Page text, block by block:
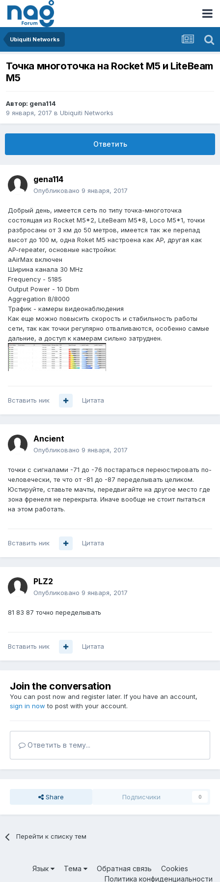
Ubiquiti Networks
Точка многоточка на Rocket M5 и LiteBeam
M5
Автор: gena114
9 января, 2017 в Ubiquiti Networks
Ответить
gena114
Опубликовано 9 января, 2017
Добрый день, имеется сеть по типу точка-многоточка
состоящая из Rocket M5*2, LiteBeam M5*8, Loco M5*1, точки
разбросаны от 3 км до 50 метров, имеется так же перепад
высот до 100 м, одна Roket M5 настроена как AP, другая как
AP-repeater, основные настройки:
aAirMax включен
Ширина канала 30 MHz
Frequency - 5185
Output Power - 10 Dbm
Aggregation 8/8000
Трафик - камеры видеонаблюдения
Как еще можно повысить скорость и стабильность работы
сети, так как точки регулярно отваливаются, особенно самые
дальние, а доступ к камерам сильно затруднен.
Вставить ник Цитата
Ancient
Опубликовано 9 января, 2017
точки с сигналами -71 до -76 постараться переюстировать по-
человечески, те что от -81 до -87 переделывать целиком.
Юстируйте, ставьте мачты, передвигайте на другое место где
зона френеля не перекрыта. Иначе вообще не стоит пытаться
на этом работать.
Вставить ник Цитата
PLZ2
Опубликовано 9 января, 2017
81 83 87 точно переделывать
Вставить ник Цитата
Join the conversation
You can post now and register later. If you have an account,
sign in now to post with your account.
Ответить в тему...
Share Подписчики 0
Перейти к списку тем
Язык Тема Обратная связь
Cookies
Политика конфиденциальности